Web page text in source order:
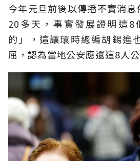
今年元旦前後以傳播不實消
20多天，事實發展證明這8
的」，這讓環時總編胡錫進
屈，認為當地公安應還這8人公